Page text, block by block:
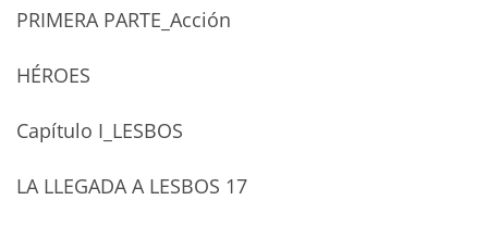
PRIMERA PARTE_Acción
HÉROES
Capítulo I_LESBOS
LA LLEGADA A LESBOS 17